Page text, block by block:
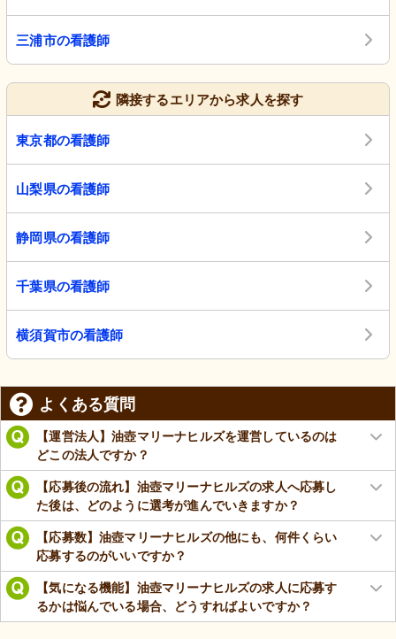
三浦市の看護師
隣接するエリアから求人を探す
東京都の看護師
山梨県の看護師
静岡県の看護師
千葉県の看護師
横須賀市の看護師
よくある質問
【運営法人】油壺マリーナヒルズを運営しているのは
どこの法人ですか？
【応募後の流れ】油壺マリーナヒルズの求人へ応募し
た後は、どのように選考が進んでいきますか？
【応募数】油壺マリーナヒルズの他にも、何件くらい
応募するのがいいですか？
【気になる機能】油壺マリーナヒルズの求人に応募す
るかは悩んでいる場合、どうすればよいですか？